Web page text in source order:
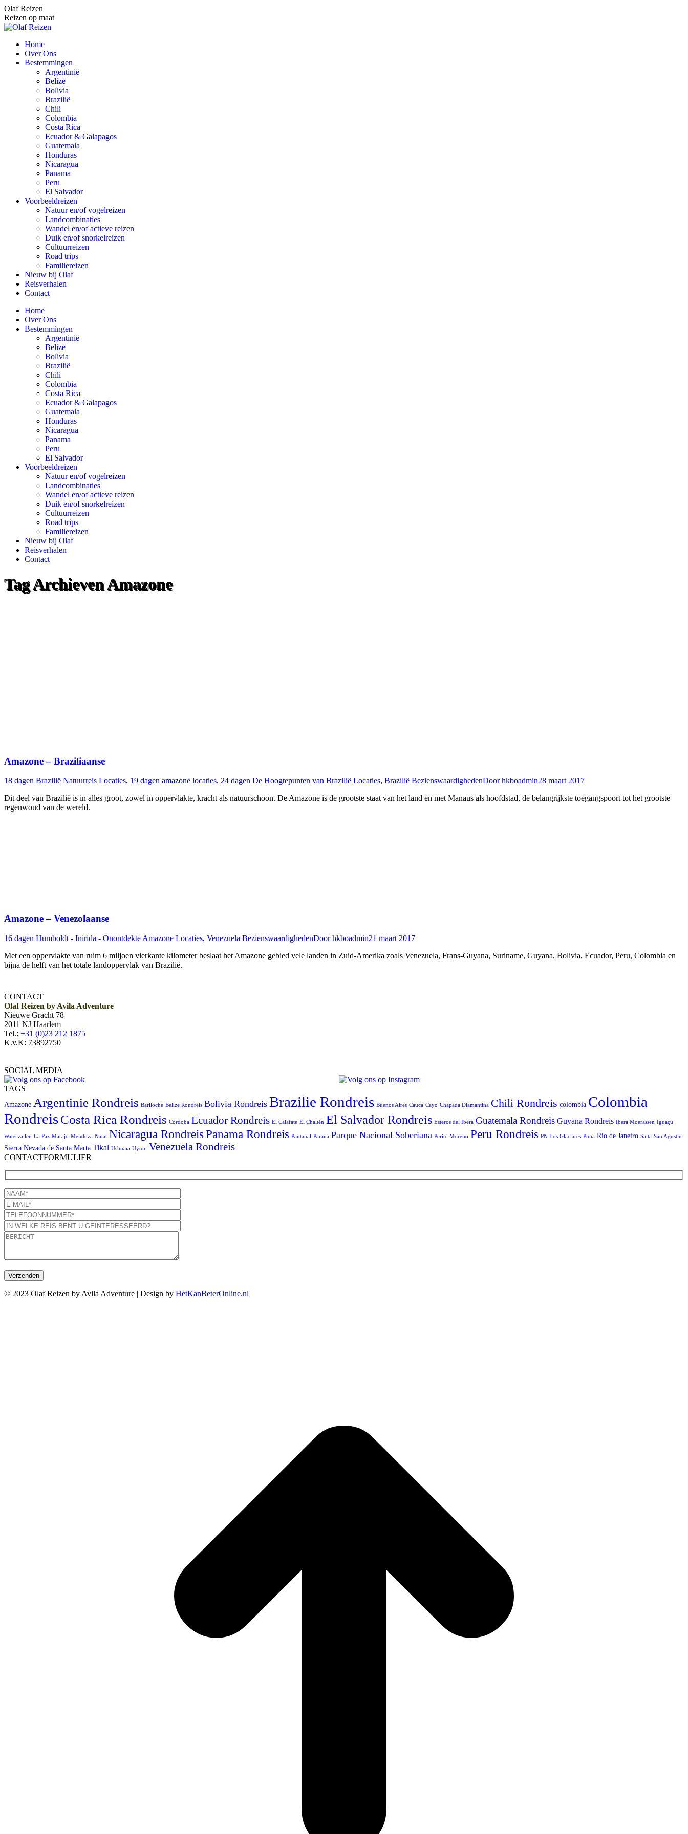
Spring
naar
content
Olaf Reizen
Reizen op maat
Home
Over Ons
Bestemmingen
Argentinië
Belize
Bolivia
Brazilië
Chili
Colombia
Costa Rica
Ecuador & Galapagos
Guatemala
Honduras
Nicaragua
Panama
Peru
El Salvador
Voorbeeldreizen
Natuur en/of vogelreizen
Landcombinaties
Wandel en/of actieve reizen
Duik en/of snorkelreizen
Cultuurreizen
Road trips
Familiereizen
Nieuw bij Olaf
Reisverhalen
Contact
Home
Over Ons
Bestemmingen
Argentinië
Belize
Bolivia
Brazilië
Chili
Colombia
Costa Rica
Ecuador & Galapagos
Guatemala
Honduras
Nicaragua
Panama
Peru
El Salvador
Voorbeeldreizen
Natuur en/of vogelreizen
Landcombinaties
Wandel en/of actieve reizen
Duik en/of snorkelreizen
Cultuurreizen
Road trips
Familiereizen
Nieuw bij Olaf
Reisverhalen
Contact
Tag ArchievenAmazone
Amazone – Braziliaanse
18 dagen Brazilië Natuurreis Locaties, 19 dagen amazone locaties, 24 dagen De Hoogtepunten van Brazilië Locaties, Brazilië BezienswaardighedenDoorhkboadmin28 maart 2017
Dit deel van Brazilië is in alles groot, zowel in oppervlakte, kracht als natuurschoon. De Amazone is de grootste staat van het land en met Manaus als hoofdstad, de belangrijkste toegangspoort tot het grootste
regenwoud van de wereld.
Amazone – Venezolaanse
16 dagen Humboldt - Inirida - Onontdekte Amazone Locaties, Venezuela BezienswaardighedenDoorhkboadmin21 maart 2017
Met een oppervlakte van ruim 6 miljoen vierkante kilometer beslaat het Amazone gebied vele landen in Zuid-Amerika zoals Venezuela, Frans-Guyana, Suriname, Guyana, Bolivia, Ecuador, Peru, Colombia en
bijna de helft van het totale landoppervlak van Brazilië.
CONTACT
Olaf Reizen by Avila Adventure
Nieuwe Gracht 78
2011 NJ Haarlem
Tel.: +31 (0)23 212 1875
K.v.K: 73892750
SOCIAL MEDIA
TAGS
Amazone Argentinie Rondreis Bariloche Belize Rondreis Bolivia Rondreis Brazilie Rondreis Buenos Aires Cauca Cayo Chapada Diamantina Chili Rondreis colombia Colombia
RondreisCosta Rica Rondreis Córdoba Ecuador Rondreis El Calafate El Chaltén El Salvador Rondreis Esteros del Iberá Guatemala Rondreis Guyana Rondreis Iberá Moerassen Iguaçu
Watervallen La Paz Marajo Mendoza Natal Nicaragua Rondreis Panama Rondreis Pantanal Paraná Parque Nacional Soberiana Perito Moreno Peru Rondreis PN Los Glaciares Puna Rio de Janeiro Salta San Agustín
Sierra Nevada de Santa Marta Tikal Ushuaia Uyuni Venezuela Rondreis
CONTACTFORMULIER
© 2023 Olaf Reizen by Avila Adventure | Design by HetKanBeterOnline.nl